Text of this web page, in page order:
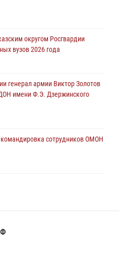
занятие для детей на
по единоборствам для
округом Росгвардии
вузов 2026 года
генерал армии Виктор Золотов
имени Ф.Э. Дзержинского
сотрудников ОМОН
к 105-летию Центрального